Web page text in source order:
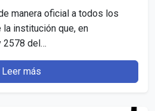
manera oficial a todos los
institución que, en
2578 del…
Leer más